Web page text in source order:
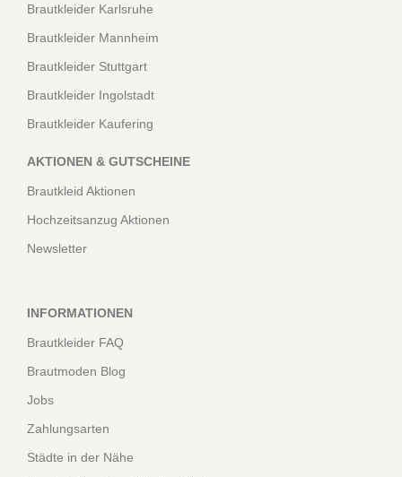
Brautkleider Karlsruhe
Brautkleider Mannheim
Brautkleider Stuttgart
Brautkleider Ingolstadt
Brautkleider Kaufering
AKTIONEN & GUTSCHEINE
Brautkleid Aktionen
Hochzeitsanzug Aktionen
Newsletter
INFORMATIONEN
Brautkleider FAQ
Brautmoden Blog
Jobs
Zahlungsarten
Städte in der Nähe